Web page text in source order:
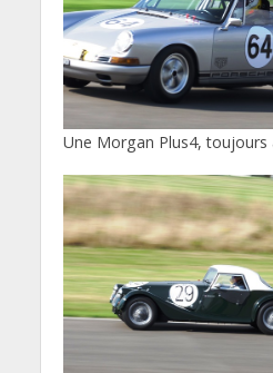
Une Morgan Plus4, toujours